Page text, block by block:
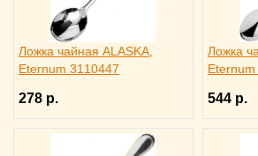
Ложка чайная ALASKA,
Eternum 3110447
278 р.
Ложка
544 р.